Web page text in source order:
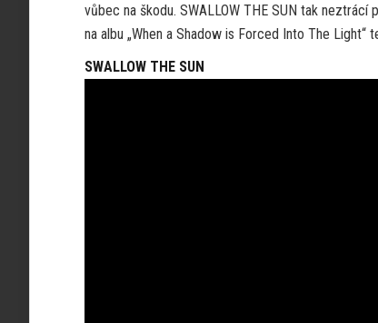
vůbec na škodu. SWALLOW THE SUN tak
na albu „When a Shadow is Forced Into The
SWALLOW THE SUN